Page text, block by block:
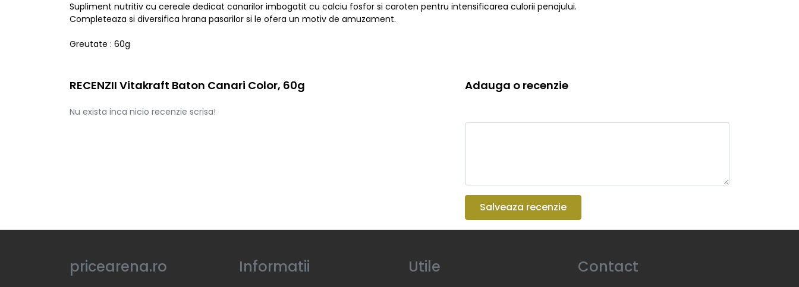
Supliment nutritiv cu cereale dedicat canarilor imbogatit cu calciu fosfor si caroten pentru intensificarea culorii penajului.
Completeaza si diversifica hrana pasarilor si le ofera un motiv de amuzament.
Greutate : 60g
RECENZII Vitakraft Baton Canari Color, 60g
Nu exista inca nicio recenzie scrisa!
Adauga o recenzie
Salveaza recenzie
pricearena.ro Informatii Utile Contact